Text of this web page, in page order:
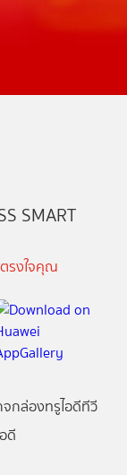
SMART
รงใจคุณ
จกล่องทรูไอดีทีวี
ดี